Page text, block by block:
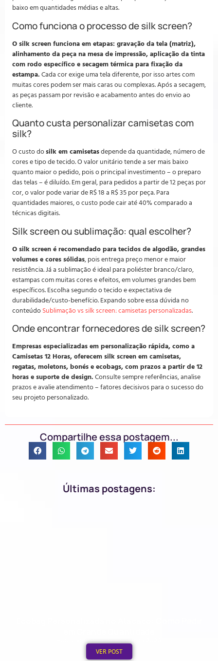
baixo em quantidades médias e altas.
Como funciona o processo de silk screen?
O silk screen funciona em etapas: gravação da tela (matriz),
alinhamento da peça na mesa de impressão, aplicação da tinta
com rodo específico e secagem térmica para fixação da
estampa. Cada cor exige uma tela diferente, por isso artes com
muitas cores podem ser mais caras ou complexas. Após a secagem,
as peças passam por revisão e acabamento antes do envio ao
cliente.
Quanto custa personalizar camisetas com
silk?
O custo dosilk em camisetasdepende da quantidade, número de
cores e tipo de tecido. O valor unitário tende a ser mais baixo
quanto maior o pedido, pois o principal investimento – o preparo
das telas – é diluído. Em geral, para pedidos a partir de 12 peças por
cor, o valor pode variar de R$ 18 a R$ 35 por peça. Para
quantidades maiores, o custo pode cair até 40% comparado a
técnicas digitais.
Silk screen ou sublimação: qual escolher?
O silk screen é recomendado para tecidos de algodão, grandes
volumes e cores sólidas, pois entrega preço menor e maior
resistência. Já a sublimação é ideal para poliéster branco/claro,
estampas com muitas cores e efeitos, em volumes grandes bem
específicos. Escolha segundo o tecido e expectativa de
durabilidade/custo-benefício. Expando sobre essa dúvida no
conteúdo Sublimação vs silk screen: camisetas personalizadas.
Onde encontrar fornecedores de silk screen?
Empresas especializadas em personalização rápida, como a
Camisetas 12 Horas, oferecem silk screen em camisetas,
regatas, moletons, bonés e ecobags, com prazos a partir de 12
horas e suporte de design. Consulte sempre referências, analise
prazos e avalie atendimento – fatores decisivos para o sucesso do
seu projeto personalizado.
Compartilhe essa postagem...
Últimas postagens:
Publicado em: 6 de agosto de 2026
VER POST